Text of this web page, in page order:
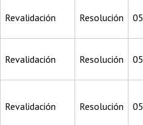
Revalidación Resolución 05
Revalidación Resolución 05
Revalidación Resolución 05